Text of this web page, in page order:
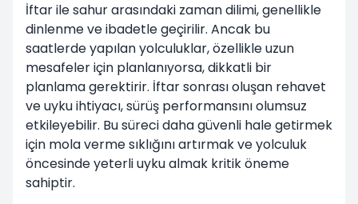
İftar ile sahur arasındaki zaman dilimi, genellikle
dinlenme ve ibadetle geçirilir. Ancak bu
saatlerde yapılan yolculuklar, özellikle uzun
mesafeler için planlanıyorsa, dikkatli bir
planlama gerektirir. İftar sonrası oluşan rehavet
ve uyku ihtiyacı, sürüş performansını olumsuz
etkileyebilir. Bu süreci daha güvenli hale getirmek
için mola verme sıklığını artırmak ve yolculuk
öncesinde yeterli uyku almak kritik öneme
sahiptir.